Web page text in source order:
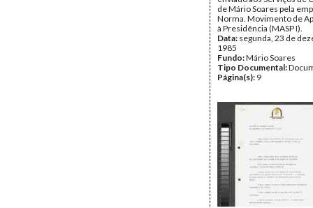
de Mário Soares pela
Norma. Movimento de
à Presidência (MASP I).
Data: segunda, 23 de
1985
Fundo:Mário Soares
Tipo Documental:
Página(s): 9